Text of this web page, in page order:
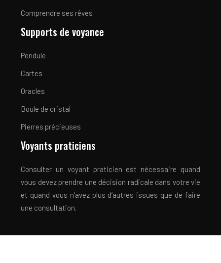
Comprendre ses rêves
Supports de voyance
Pendule
Cartes
Oracles
Boule de cristal
Pierres précieuses
Voyants praticiens
Consulter un voyant praticien est nécessaire quand
vous devez prendre une décision radicale dans votre vie
et quand vous n’avez plus d’autres issues que de faire
une consultation.